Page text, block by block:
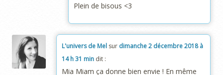
Plein de bisous <3
L'univers de Mel sur dimanche 2 décembre 2018 à
14 h 31 min dit :
Mia Miam ça donne bien envie ! En même